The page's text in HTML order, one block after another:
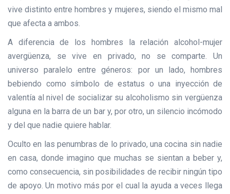
vive distinto entre hombres y mujeres, siendo el mismo mal
que afecta a ambos.
A diferencia de los hombres la relación alcohol-mujer
avergüenza, se vive en privado, no se comparte. Un
universo paralelo entre géneros: por un lado, hombres
bebiendo como símbolo de estatus o una inyección de
valentía al nivel de socializar su alcoholismo sin vergüenza
alguna en la barra de un bar y, por otro, un silencio incómodo
y del que nadie quiere hablar.
Oculto en las penumbras de lo privado, una cocina sin nadie
en casa, donde imagino que muchas se sientan a beber y,
como consecuencia, sin posibilidades de recibir ningún tipo
de apoyo. Un motivo más por el cual la ayuda a veces llega